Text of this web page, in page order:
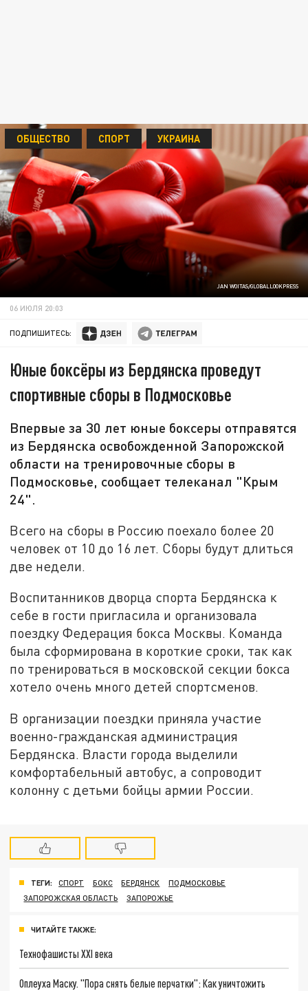
JAN WOITAS/GLOBALLOOKPRESS
ОБЩЕСТВО СПОРТ УКРАИНА
06 ИЮЛЯ 20:03
ПОДПИШИТЕСЬ:
Юные боксёры из Бердянска проведут
спортивные сборы в Подмосковье
Впервые за 30 лет юные боксеры отправятся
из Бердянска освобожденной Запорожской
области на тренировочные сборы в
Подмосковье, сообщает телеканал "Крым
24".
Всего на сборы в Россию поехало более 20
человек от 10 до 16 лет. Сборы будут длиться
две недели.
Воспитанников дворца спорта Бердянска к
себе в гости пригласила и организовала
поездку Федерация бокса Москвы. Команда
была сформирована в короткие сроки, так как
по тренироваться в московской секции бокса
хотело очень много детей спортсменов.
В организации поездки приняла участие
военно-гражданская администрация
Бердянска. Власти города выделили
комфортабельный автобус, а сопроводит
колонну с детьми бойцы армии России.
ТЕГИ: СПОРТ БОКС БЕРДЯНСК
ПОДМОСКОВЬЕ
ЗАПОРОЖСКАЯ ОБЛАСТЬ
ЗАПОРОЖЬЕ
ЧИТАЙТЕ ТАКЖЕ:
Технофашисты XXI века
Оплеуха Маску. "Пора снять белые перчатки": Как уничтожить